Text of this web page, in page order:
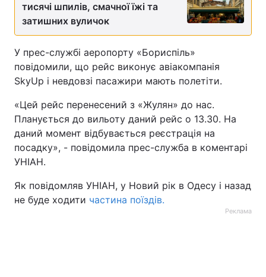
тисячі шпилів, смачної їжі та
затишних вуличок
У прес-службі аеропорту «Бориспіль»
повідомили, що рейс виконує авіакомпанія
SkyUp і невдовзі пасажири мають полетіти.
«Цей рейс перенесений з «Жулян» до нас.
Планується до вильоту даний рейс о 13.30. На
даний момент відбувається реєстрація на
посадку», - повідомила прес-служба в коментарі
УНІАН.
Як повідомляв УНІАН, у Новий рік в Одесу і назад
не буде ходити частина поїздів.
Реклама